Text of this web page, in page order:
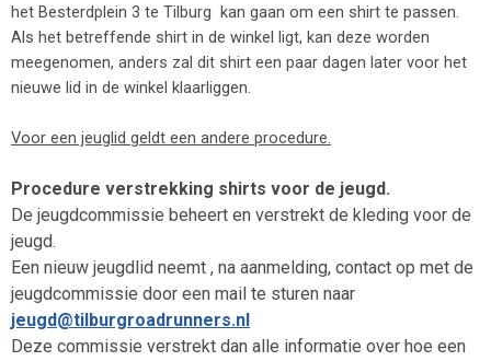
het Besterdplein 3 te Tilburg kan gaan om een shirt te passen.
Als het betreffende shirt in de winkel ligt, kan deze worden
meegenomen, anders zal dit shirt een paar dagen later voor het
nieuwe lid in de winkel klaarliggen.
Voor een jeuglid geldt een andere procedure.
Procedure verstrekking shirts voor de jeugd.
De jeugdcommissie beheert en verstrekt de kleding voor de
jeugd.
Een nieuw jeugdlid neemt , na aanmelding, contact op met de
jeugdcommissie door een mail te sturen naar
jeugd@tilburgroadrunners.nl
Deze commissie verstrekt dan alle informatie over hoe een